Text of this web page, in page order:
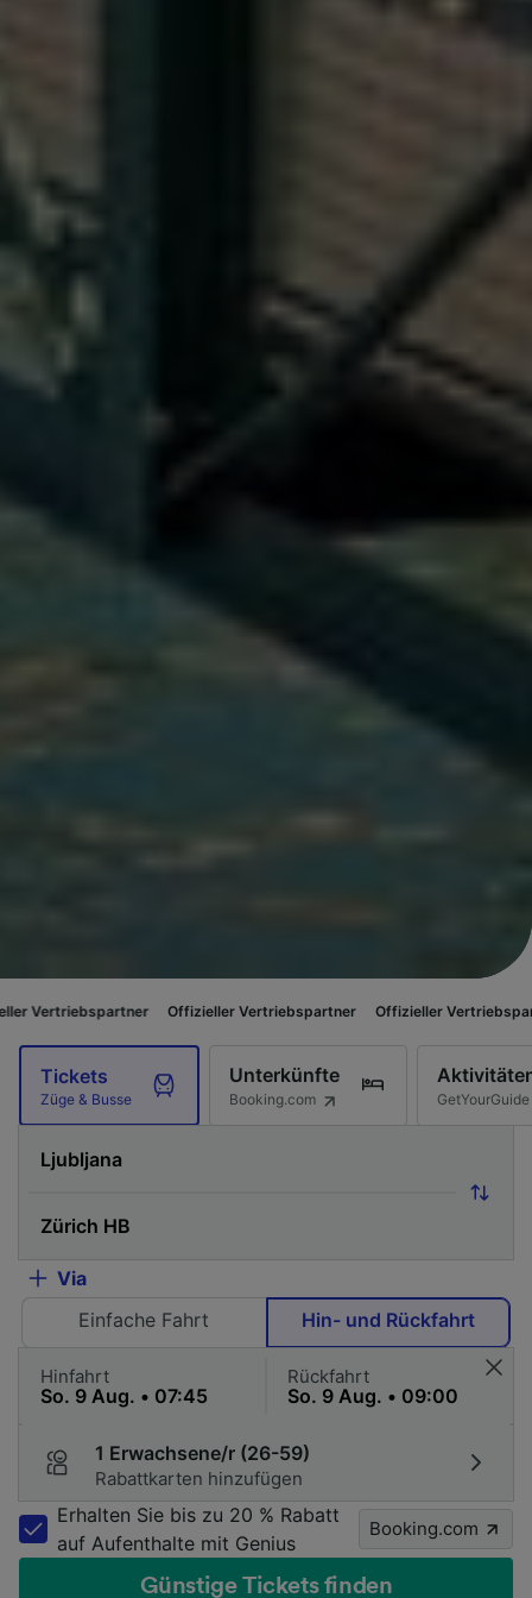
Offizieller Vertriebspartner Offizieller Vertriebspartner
Tickets
Züge & Busse
Unterkünfte
Booking.com GetYourGuide
Via
Einfache Fahrt
Hin- und Rückfahrt
Hinfahrt Rückfahrt
1 Erwachsene/r (26-59)
Rabattkarten hinzufügen
Erhalten Sie bis zu 20 % Rabatt
auf Aufenthalte mit Genius
Booking.com
Günstige Tickets finden